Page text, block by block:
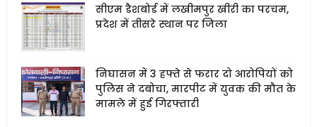
सीएम डैशबोर्ड में लखीमपुर खीरी का परचम,
प्रदेश में तीसरे स्थान पर जिला
निघासन में 3 हफ्ते से फरार दो आरोपियों को
पुलिस ने दबोचा, मारपीट में युवक की मौत के
मामले में हुई गिरफ्तारी